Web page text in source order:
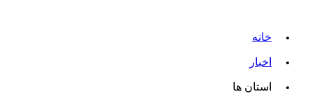
خانه
اخبار
استان ها